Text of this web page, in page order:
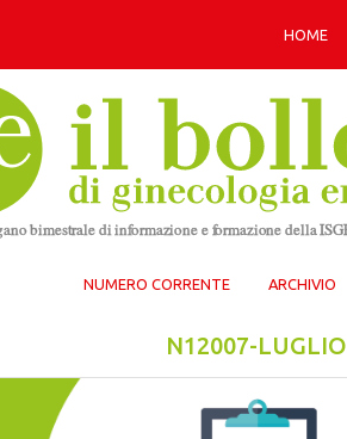
HOME
NUMERO CORRENTE ARCHIVIO
N12007-LUGLIO